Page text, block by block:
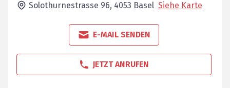
Solothurnestrasse 96, 4053 Basel Siehe Karte
E-MAIL SENDEN
JETZT ANRUFEN